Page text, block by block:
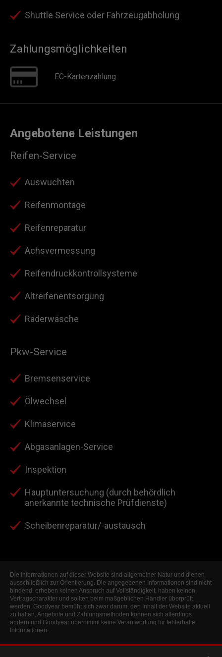
Shuttle Service oder Fahrzeugabholung
Zahlungsmöglichkeiten
EC-Kartenzahlung
Angebotene Leistungen
Reifen-Service
Auswuchten
Reifenmontage
Reifenreparatur
Achsvermessung
Reifendruckkontrollsysteme
Altreifenentsorgung
Räderwäsche
Pkw-Service
Bremsenservice
Ölwechsel
Klimaservice
Abgasanlagen-Service
Inspektion
Hauptuntersuchung (durch behördlich
anerkannte technische Prüfdienste)
Scheibenreparatur/-austausch
Die Informationen auf dieser Website sind allgemeiner Natur und dienen
ausschließlich zur Orientierung. Die angegebenen Informationen sind nicht
bindend, erheben keinen Anspruch auf Vollständigkeit, haben keinen
Vertragscharakter und sollten beim maßgeblichen Händler überprüft
werden. Goodyear bemüht sich zwar darum, den Inhalt der Website aktuell
zu halten, Angebote und Zahlungsmethoden können sich allerdings
ändern und Goodyear übernimmt keine Verantwortung für fehlerhafte
Informationen.